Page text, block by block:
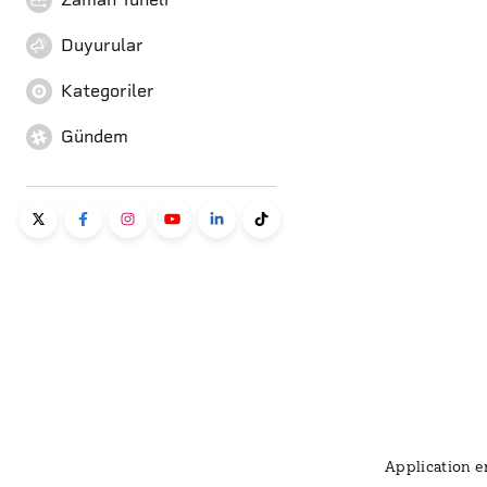
Duyurular
Kategoriler
Gündem
Application